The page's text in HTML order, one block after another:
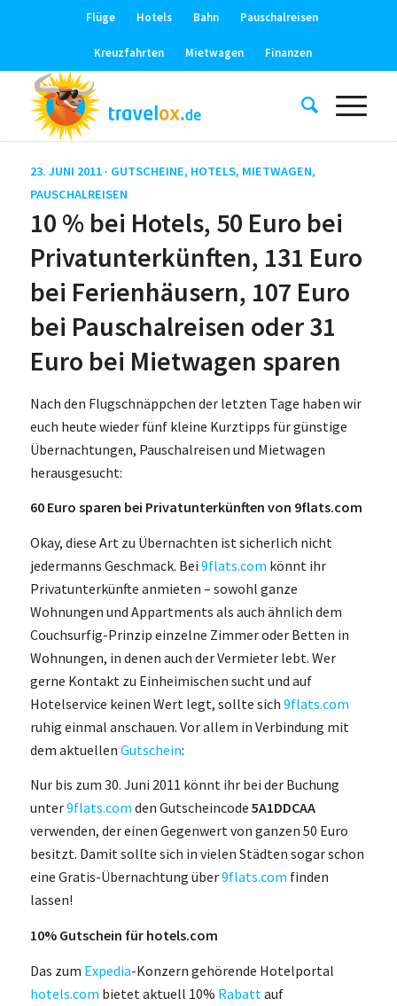
Flüge Hotels Bahn Pauschalreisen
Kreuzfahrten Mietwagen Finanzen
23. JUNI 2011 · GUTSCHEINE, HOTELS, MIETWAGEN,
PAUSCHALREISEN
10 % bei Hotels, 50 Euro bei
Privatunterkünften, 131 Euro
bei Ferienhäusern, 107 Euro
bei Pauschalreisen oder 31
Euro bei Mietwagen sparen
Nach den Flugschnäppchen der letzten Tage haben wir
euch heute wieder fünf kleine Kurztipps für günstige
Übernachtungen, Pauschalreisen und Mietwagen
herausgesucht:
60 Euro sparen bei Privatunterkünften von 9flats.com
Okay, diese Art zu Übernachten ist sicherlich nicht
jedermanns Geschmack. Bei 9flats.com könnt ihr
Privatunterkünfte anmieten – sowohl ganze
Wohnungen und Appartments als auch ähnlich dem
Couchsurfig-Prinzip einzelne Zimmer oder Betten in
Wohnungen, in denen auch der Vermieter lebt. Wer
gerne Kontakt zu Einheimischen sucht und auf
Hotelservice keinen Wert legt, sollte sich 9flats.com
ruhig einmal anschauen. Vor allem in Verbindung mit
dem aktuellen Gutschein:
Nur bis zum 30. Juni 2011 könnt ihr bei der Buchung
unter9flats.com den Gutscheincode 5A1DDCAA
verwenden, der einen Gegenwert von ganzen 50 Euro
besitzt. Damit sollte sich in vielen Städten sogar schon
eine Gratis-Übernachtung über9flats.com finden
lassen!
10% Gutschein für hotels.com
Das zum Expedia-Konzern gehörende Hotelportal
hotels.com bietet aktuell 10% Rabatt auf